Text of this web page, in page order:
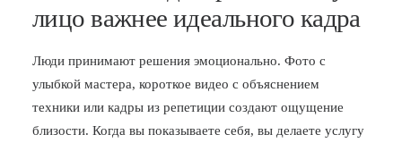
лицо важнее идеального кадра
Люди принимают решения эмоционально. Фото с
улыбкой мастера, короткое видео с объяснением
техники или кадры из репетиции создают ощущение
близости. Когда вы показываете себя, вы делаете услугу